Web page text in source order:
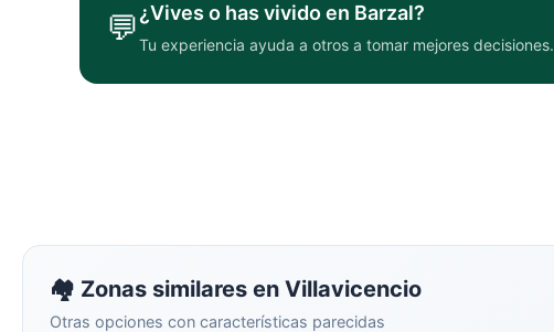
💬¿Vives o has vivido en Barzal?
Tu experiencia ayuda a otros a tomar mejores decisiones.
🏘️ Zonas similares en Villavicencio
Otras opciones con características parecidas